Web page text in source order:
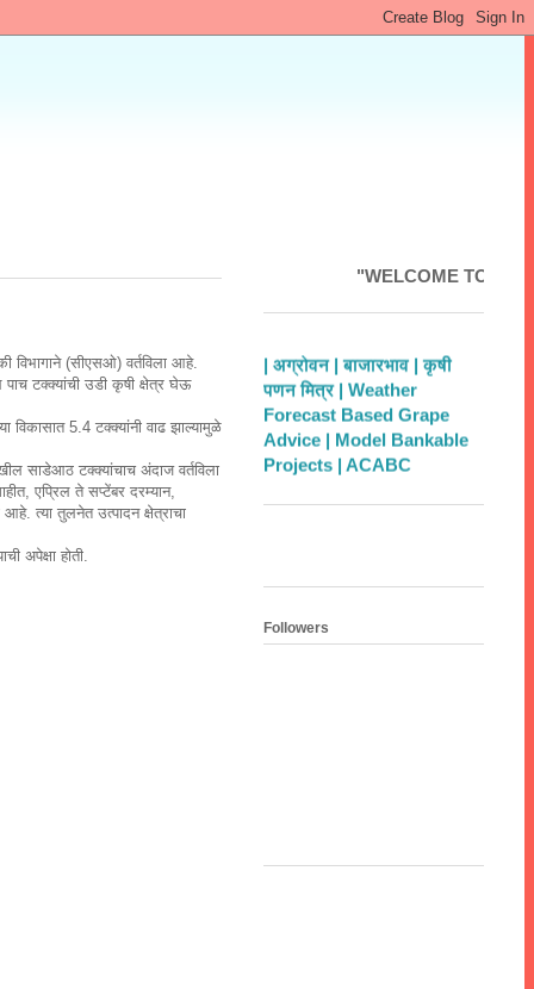
विभागाने (सीएसओ) वर्तविला आहे.
पाच टक्‍क्‍यांची उडी कृषी क्षेत्र घेऊ
विकासात 5.4 टक्‍क्‍यांनी वाढ झाल्यामुळे
साडेआठ टक्‍क्‍यांचाच अंदाज वर्तविला
एप्रिल ते सप्टेंबर दरम्यान,
त्या तुलनेत उत्पादन क्षेत्राचा
अपेक्षा होती.
"WELCOME TO
पणन मित्र | Weather
Forecast Based Grape
Advice | Model Bankable
Projects |ACABC
Followers